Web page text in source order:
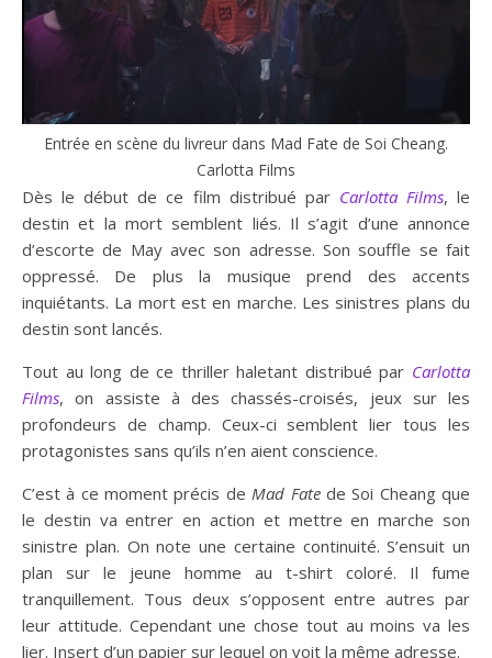
Entrée en scène du livreur dans Mad Fate de Soi Cheang.
Carlotta Films
Dès le début de ce film distribué par Carlotta Films, le
destin et la mort semblent liés. Il s’agit d’une annonce
d’escorte de May avec son adresse. Son souffle se fait
oppressé. De plus la musique prend des accents
inquiétants. La mort est en marche. Les sinistres plans du
destin sont lancés.
Tout au long de ce thriller haletant distribué par Carlotta
Films, on assiste à des chassés-croisés, jeux sur les
profondeurs de champ. Ceux-ci semblent lier tous les
protagonistes sans qu’ils n’en aient conscience.
C’est à ce moment précis deMad Fatede Soi Cheang que
le destin va entrer en action et mettre en marche son
sinistre plan. On note une certaine continuité. S’ensuit un
plan sur le jeune homme au t-shirt coloré. Il fume
tranquillement. Tous deux s’opposent entre autres par
leur attitude. Cependant une chose tout au moins va les
lier. Insert d’un papier sur lequel on voit la même adresse.